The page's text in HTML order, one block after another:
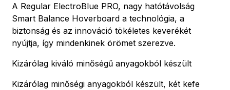
A Regular ElectroBlue PRO, nagy hatótávolság
Smart Balance Hoverboard a technológia, a
biztonság és az innováció tökéletes keverékét
nyújtja, így mindenkinek örömet szerezve.
Kizárólag kiváló minőségű anyagokból készült
Kizárólag minőségi anyagokból készült, két kefe